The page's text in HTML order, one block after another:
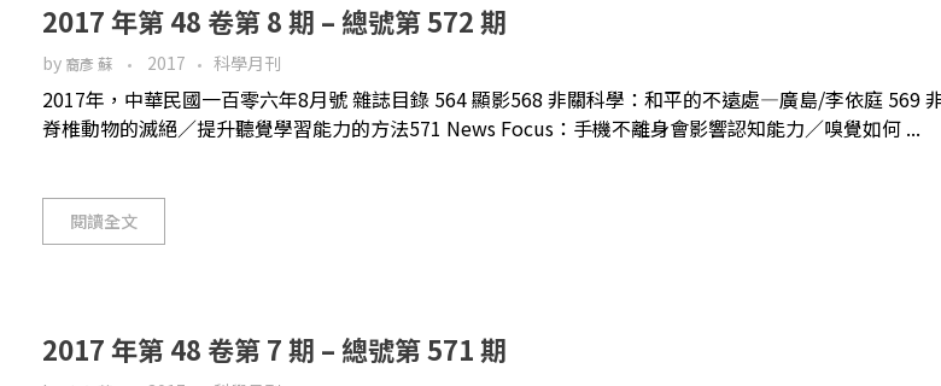
2017 年第 48 卷第 8 期 – 總號第 572 期
by 裔彥 蘇 2017 科學月刊
2017年，中華民國一百零六年8月號 雜誌目錄 564 顯影568 非關科學：和平的不遠處—廣島/李依庭 569
脊椎動物的滅絕／提升聽覺學習能力的方法571 News Focus：手機不離身會影響認知能力／嗅覺如何 ...
閱讀全文
2017 年第 48 卷第 7 期 – 總號第 571 期